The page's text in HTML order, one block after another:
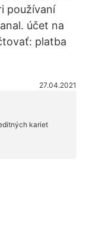
používaní
účet na
platba
27.04.2021